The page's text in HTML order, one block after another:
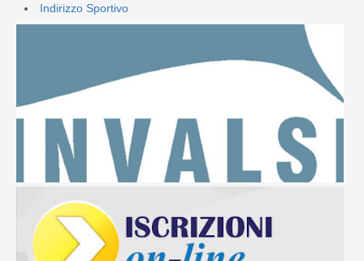
Indirizzo Sportivo